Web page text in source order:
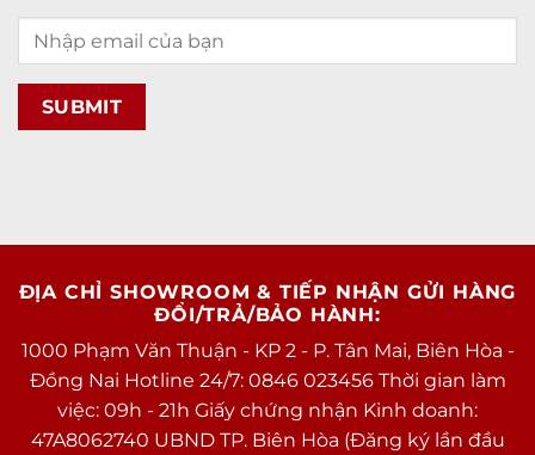
ĐỊA CHỈ SHOWROOM & TIẾP NHẬN GỬI HÀNG
ĐỔI/TRẢ/BẢO HÀNH:
1000 Phạm Văn Thuận - KP 2 - P. Tân Mai, Biên Hòa -
Đồng Nai Hotline 24/7: 0846 023456 Thời gian làm
việc: 09h - 21h Giấy chứng nhận Kinh doanh:
47A8062740 UBND TP. Biên Hòa (Đăng ký lần đầu